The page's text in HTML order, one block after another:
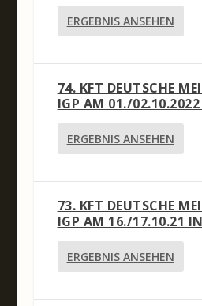
ERGEBNIS ANSEHEN
74. KFT DEUTSCHE
IGP AM 01./02.10.2022
ERGEBNIS ANSEHEN
73. KFT DEUTSCHE
IGP AM 16./17.10.21
ERGEBNIS ANSEHEN